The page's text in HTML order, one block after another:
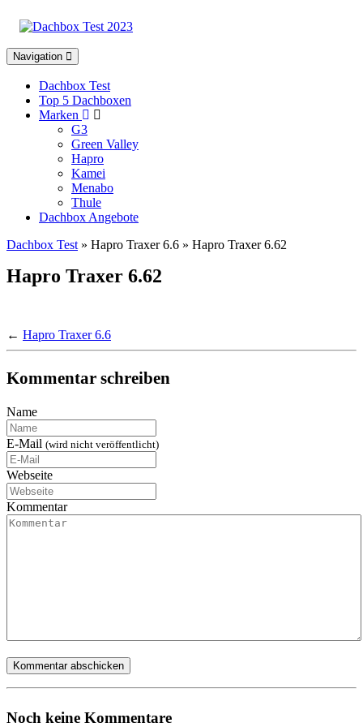
Toggle
navigation
Navigation
Dachbox Test
Top 5 Dachboxen
Marken
G3
Green Valley
Hapro
Kamei
Menabo
Thule
Dachbox Angebote
Dachbox Test » Hapro Traxer 6.6 » Hapro Traxer 6.62
Hapro Traxer 6.62
← Hapro Traxer 6.6
Kommentar schreiben
Name
E-Mail (wird nicht veröffentlicht)
Webseite
Kommentar
Noch keine Kommentare